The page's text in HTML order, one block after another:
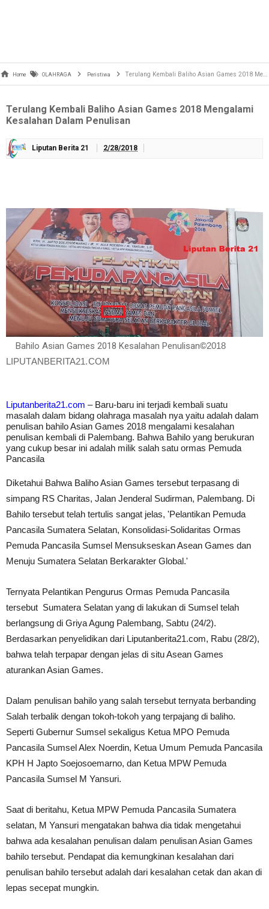
Home OLAHRAGA Peristiwa Terulang Kembali Baliho Asian Games 2018 Mengalami Kesalahan Dalam Penulisan
Terulang Kembali Baliho Asian Games 2018 Mengalami
Kesalahan Dalam Penulisan
Liputan Berita 21 2/28/2018
Bahilo Asian Games 2018 Kesalahan Penulisan©2018
LIPUTANBERITA21.COM
Liputanberita21.com – Baru-baru ini terjadi kembali suatu
masalah dalam bidang olahraga masalah nya yaitu adalah dalam
penulisan bahilo Asian Games 2018 mengalami kesalahan
penulisan kembali di Palembang. Bahwa Bahilo yang berukuran
yang cukup besar ini adalah milik salah satu ormas Pemuda
Pancasila
Diketahui Bahwa Baliho Asian Games tersebut terpasang di
simpang RS Charitas, Jalan Jenderal Sudirman, Palembang. Di
Bahilo tersebut telah tertulis sangat jelas, 'Pelantikan Pemuda
Pancasila Sumatera Selatan, Konsolidasi-Solidaritas Ormas
Pemuda Pancasila Sumsel Mensukseskan Asean Games dan
Menuju Sumatera Selatan Berkarakter Global.'
Ternyata Pelantikan Pengurus Ormas Pemuda Pancasila
tersebut Sumatera Selatan yang di lakukan di Sumsel telah
berlangsung di Griya Agung Palembang, Sabtu (24/2).
Berdasarkan penyelidikan dari Liputanberita21.com, Rabu (28/2),
bahwa telah terpapar dengan jelas di situ Asean Games
aturankan Asian Games.
Dalam penulisan bahilo yang salah tersebut ternyata berbanding
Salah terbalik dengan tokoh-tokoh yang terpajang di baliho.
Seperti Gubernur Sumsel sekaligus Ketua MPO Pemuda
Pancasila Sumsel Alex Noerdin, Ketua Umum Pemuda Pancasila
KPH H Japto Soejosoemarno, dan Ketua MPW Pemuda
Pancasila Sumsel M Yansuri.
Saat di beritahu, Ketua MPW Pemuda Pancasila Sumatera
selatan, M Yansuri mengatakan bahwa dia tidak mengetahui
bahwa ada kesalahan penulisan dalam penulisan Asian Games
bahilo tersebut. Pendapat dia kemungkinan kesalahan dari
penulisan bahilo tersebut adalah dari kesalahan cetak dan akan di
lepas secepat mungkin.